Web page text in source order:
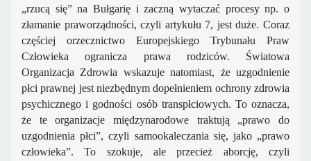
„rzucą się” na Bułgarię i zaczną wytaczać procesy np. o
złamanie praworządności, czyli artykułu 7, jest duże. Coraz
częściej orzecznictwo Europejskiego Trybunału Praw
Człowieka ogranicza prawa rodziców. Światowa
Organizacja Zdrowia wskazuje natomiast, że uzgodnienie
płci prawnej jest niezbędnym dopełnieniem ochrony zdrowia
psychicznego i godności osób transpłciowych. To oznacza,
że te organizacje międzynarodowe traktują „prawo do
uzgodnienia płci”, czyli samookaleczania się, jako „prawo
człowieka”. To szokuje, ale przecież aborcję, czyli